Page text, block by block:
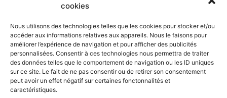
cookies
Nous utilisons des technologies telles que les cookies pour stocker et/ou
accéder aux informations relatives aux appareils. Nous le faisons pour
améliorer l’expérience de navigation et pour afficher des publicités
personnalisées. Consentir à ces technologies nous permettra de traiter
des données telles que le comportement de navigation ou les ID uniques
sur ce site. Le fait de ne pas consentir ou de retirer son consentement
peut avoir un effet négatif sur certaines fonctonnalités et
caractéristiques.
Restaurant bord de marne
Liens utiles
Mentions légales
Plan de site